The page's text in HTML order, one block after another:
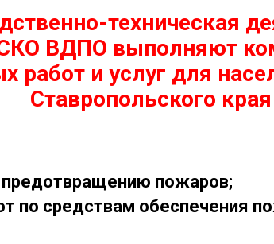
техническая
ВДПО выполняют
работ и услуг для
Ставропольского края
предотвращению пожаров;
по средствам обеспечения